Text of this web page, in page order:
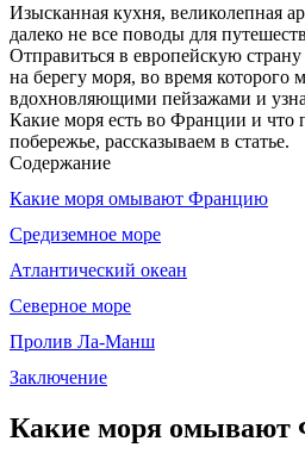
Изысканная кухня, великолепная
далеко не все поводы для
Отправиться в европейскую
на берегу моря, во время которого
вдохновляющими пейзажами и
Какие моря есть во Франции и что
побережье, рассказываем в статье.
Содержание
Какие моря омывают Францию
Средиземное море
Атлантический океан
Северное море
Пролив Ла‑Манш
Заключение
Какие моря